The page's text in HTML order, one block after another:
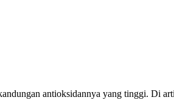
antioksidannya yang tinggi. Di